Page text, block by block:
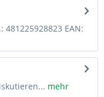
EAN:
mehr